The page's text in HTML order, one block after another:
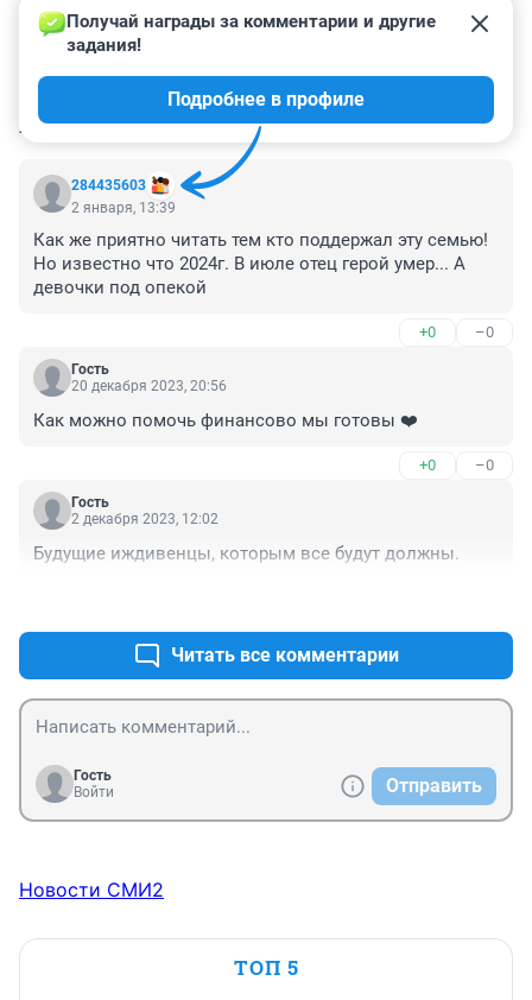
КОММЕНТАРИИ 18
284435603
Получай награды за комментарии и другие
задания!
Подробнее в профиле
2 января, 13:39
Как же приятно читать тем кто поддержал эту семью!
Но известно что 2024г. В июле отец герой умер... А
девочки под опекой
+0 –0
Гость
20 декабря 2023, 20:56
Как можно помочь финансово мы готовы ❤️
+0 –0
Гость
2 декабря 2023, 12:02
Будущие иждивенцы, которым все будут должны.
Читать все комментарии
Гость
Войти
Отправить
Новости СМИ2
ТОП 5